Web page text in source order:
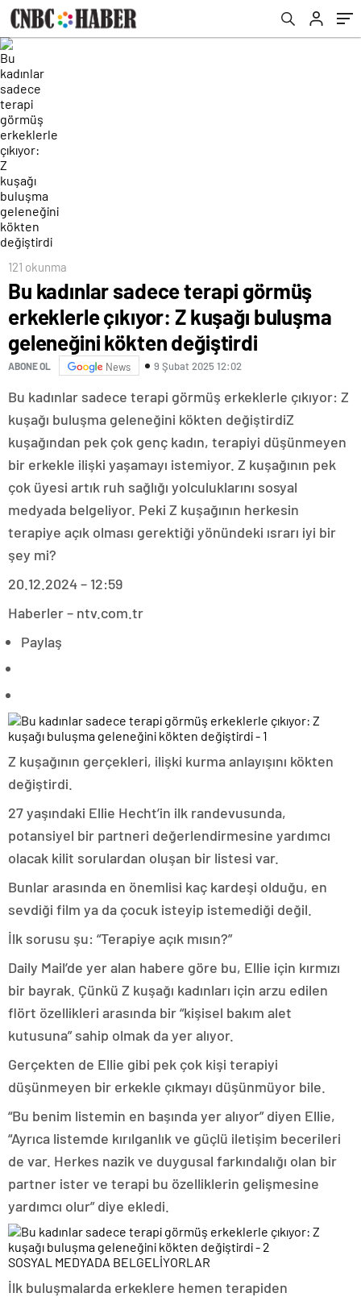
değiştirdi
121 okunma
Bu kadınlar sadece terapi görmüş
erkeklerle çıkıyor: Z kuşağı buluşma
geleneğini kökten değiştirdi
ABONE OL News 9 Şubat 2025 12:02
Bu kadınlar sadece terapi görmüş erkeklerle çıkıyor: Z
kuşağı buluşma geleneğini kökten değiştirdiZ
kuşağından pek çok genç kadın, terapiyi düşünmeyen
bir erkekle ilişki yaşamayı istemiyor. Z kuşağının pek
çok üyesi artık ruh sağlığı yolculuklarını sosyal
medyada belgeliyor. Peki Z kuşağının herkesin
terapiye açık olması gerektiği yönündeki ısrarı iyi bir
şey mi?
20.12.2024 – 12:59
Haberler – ntv.com.tr
Paylaş
Z kuşağının gerçekleri, ilişki kurma anlayışını kökten
değiştirdi.
27 yaşındaki Ellie Hecht’in ilk randevusunda,
potansiyel bir partneri değerlendirmesine yardımcı
olacak kilit sorulardan oluşan bir listesi var.
Bunlar arasında en önemlisi kaç kardeşi olduğu, en
sevdiği film ya da çocuk isteyip istemediği değil.
İlk sorusu şu: “Terapiye açık mısın?”
Daily Mail’de yer alan habere göre bu, Ellie için kırmızı
bir bayrak. Çünkü Z kuşağı kadınları için arzu edilen
flört özellikleri arasında bir “kişisel bakım alet
kutusuna” sahip olmak da yer alıyor.
Gerçekten de Ellie gibi pek çok kişi terapiyi
düşünmeyen bir erkekle çıkmayı düşünmüyor bile.
“Bu benim listemin en başında yer alıyor” diyen Ellie,
“Ayrıca listemde kırılganlık ve güçlü iletişim becerileri
de var. Herkes nazik ve duygusal farkındalığı olan bir
partner ister ve terapi bu özelliklerin gelişmesine
yardımcı olur” diye ekledi.
SOSYAL MEDYADA BELGELİYORLAR
İlk buluşmalarda erkeklere hemen terapiden